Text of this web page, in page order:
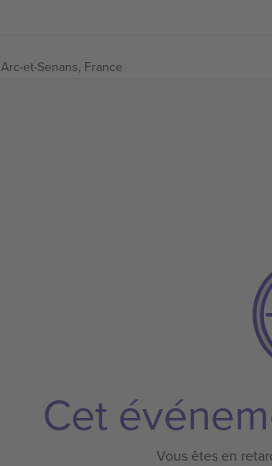
Arc-et-Senans, France
Cet
Vous êtes en